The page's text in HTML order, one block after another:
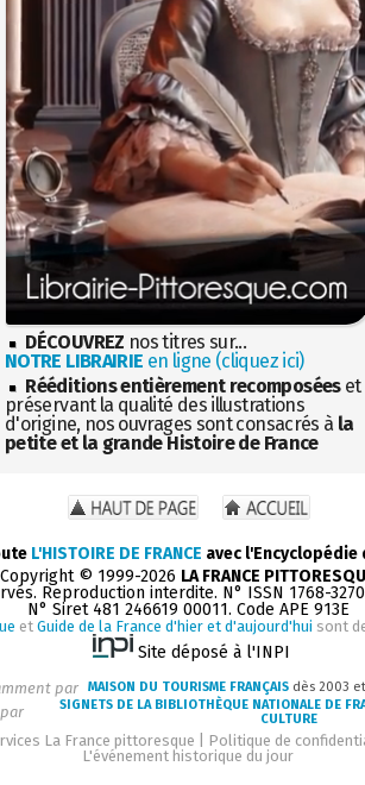
DÉCOUVREZ nos titres sur...
NOTRE LIBRAIRIE en ligne (cliquez ici)
Rééditions entièrement recomposéeset
préservant la qualité des illustrations
d'origine, nos ouvrages sont consacrés à la
petite et la grande Histoire de France
L'HISTOIRE DE FRANCE avec
Copyright © 1999-2026 LA FRANCE
Reproduction interdite. N° ISSN 1768-
N° Siret 481 246619 00011. Code APE 913E
et Guide de la France d'hier et d'aujourd'hui sont
Site déposé à l'INPI
par MAISON DU TOURISME FRANÇAIS dès 2003
SIGNETS DE LA BIBLIOTHÈQUE NATIONALE DE
CULTURE
La France pittoresque
Politique de
L'événement historique du jour